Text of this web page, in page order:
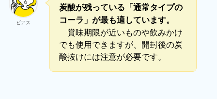
ビアス
炭酸が残っている「通常タイプの
コーラ」が最も適しています。
賞味期限が近いものや飲みかけ
でも使用できますが、開封後の炭
酸抜けには注意が必要です。